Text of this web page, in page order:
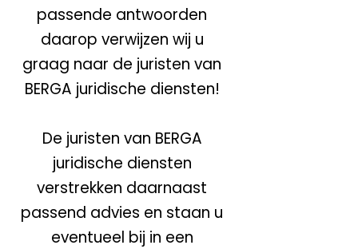
passende antwoorden
daarop verwijzen wij u
graag naar de juristen van
BERGA juridische diensten!
De juristen van BERGA
juridische diensten
verstrekken daarnaast
passend advies en staan u
eventueel bij in een